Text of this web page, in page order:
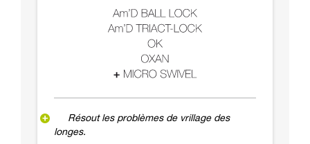
Résout les problèmes de vrillage des
longes.